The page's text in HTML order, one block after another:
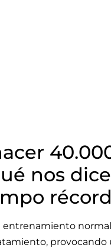
nos
entrenamiento
provocando